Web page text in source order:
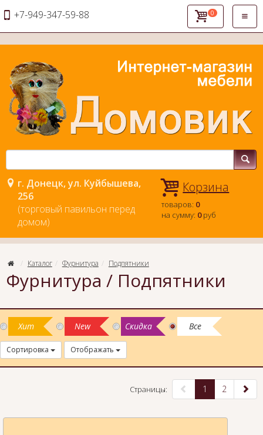
+7-949-347-59-88 0
г. Донецк, ул. Куйбышева,
256
(торговый павильон перед
домом)
Корзина
товаров: 0
на сумму: 0руб
Каталог Фурнитура Подпятники
Фурнитура / Подпятники
Хит New Скидка Все
Сортировка Отображать
1 2
Страницы: